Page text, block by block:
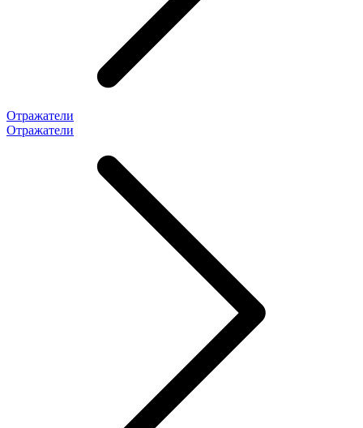
Отражатели
Отражатели